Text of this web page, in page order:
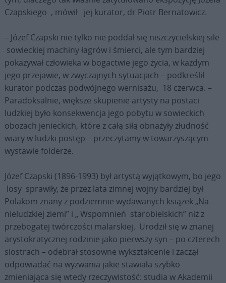
Czapskiego , mówił jej kurator, dr Piotr Bernatowicz.
– Józef Czapski nie tylko nie poddał się niszczycielskiej sile
sowieckiej machiny łagrów i śmierci, ale tym bardziej
pokazywał człowieka w bogactwie jego życia, w każdym
jego przejawie, w zwyczajnych sytuacjach – podkreślił
kurator podczas podwójnego wernisażu, 18 czerwca. –
Paradoksalnie, większe skupienie artysty na postaci
ludzkiej było konsekwencja jego pobytu w sowieckich
obozach jenieckich, które z całą siłą obnażyły złudność
wiary w ludzki postęp – przeczytamy w towarzyszącym
wystawie folderze.
Józef Czapski (1896-1993) był artystą wyjątkowym, bo jego
losy sprawiły, że przez lata zimnej wojny bardziej był
Polakom znany z podziemnie wydawanych książek „Na
nieludzkiej ziemi” i „ Wspomnień starobielskich” niż z
przebogatej twórczości malarskiej. Urodził się w znanej
arystokratycznej rodzinie jako pierwszy syn – po czterech
siostrach – odebrał stosowne wykształcenie i zaczął
odpowiadać na wyzwania jakie stawiała szybko
zmieniająca się wtedy rzeczywistość: studia w Akademii